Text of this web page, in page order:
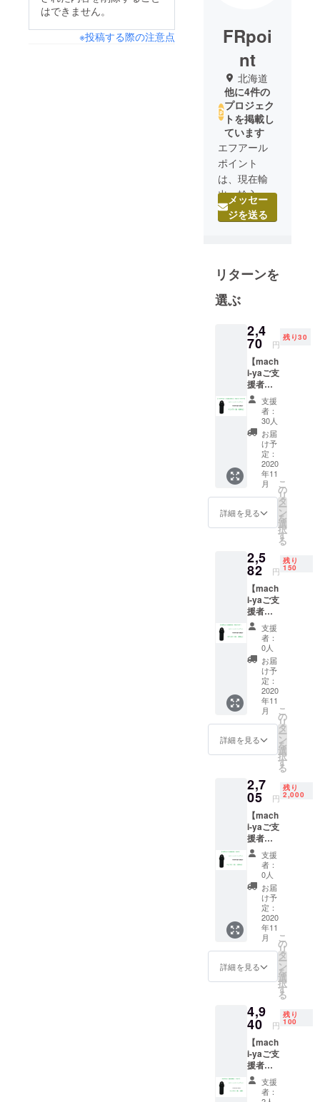
はできません。
※投稿する際の注意点
FRpoi
nt
北海道
他に4件の
プロジェク
トを掲載し
ています
エフアール
ポイント
は、現在輸
出、輸入販
売を行い、
また自社製
日々奮闘し
す。皆様に
白い商品、
自社商品で
は便利でデ
ザイン性の
ある商品を
お届け出来
るよう取り
組んでおり
メッセー
ジを送る
リターンを
選ぶ
2,4
70 円
残り30
【mach
i-yaご支
援者様
限定：
超早割
15％OF
F】
『ス
ティッ
クバッ
グ』× 1
個 一般
販売予
定価格
￥2840
込）の
とこ
ろ、
machi-
ya支援
者様限
定
15%off
￥2,470
（税・
送料
込）に
て承り
ます。
※目標金
額達成
(FRpoin
t)が入る
す。
支援
者：
30人
お届
け予
定：
2020
年11
月
詳細を見る
こ
の
リ
タ
ー
ン
を
選
択
す
る
2,5
82 円
残り
150
【mach
i-yaご支
援者様
限定：
早割
10％OF
F】
『ス
ティッ
クバッ
グ』× 1
個 一般
販売予
定価格
￥2840
込）の
とこ
ろ、
machi-
ya支援
者様限
定
10%off
￥2,582
（税・
送料
込）に
て承り
ます。
※目標金
額達成
(FRpoin
t)が入る
す。
支援
者：
0人
お届
け予
定：
2020
年11
月
詳細を見る
こ
の
リ
タ
ー
ン
を
選
択
す
る
2,7
05 円
残り
2,000
【mach
i-yaご支
援者様
限定：
5％OFF
ティッ
クバッ
グ』× 1
個 一般
販売予
定価格
￥2840
（税・
送料
ろ、
machi-
ya支援
者様限
定5%off
の
￥2,705
（税・
支援
者：
0人
お届
け予
定：
2020
年11
月
詳細を見る
こ
の
リ
タ
ー
ン
を
選
択
す
る
4,9
40 円
残り
100
【mach
i-yaご支
援者様
限定：
15％OF
支援
者：